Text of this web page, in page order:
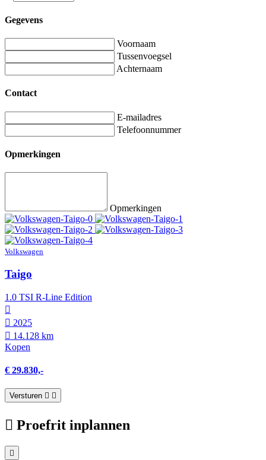
Gegevens
Voornaam
Tussenvoegsel
Achternaam
Contact
E-mailadres
Telefoonnummer
Opmerkingen
Opmerkingen
Volkswagen
Taigo
1.0 TSI R-Line Edition
2025
14.128 km
Kopen
€ 29.830,-
Versturen
Proefrit inplannen